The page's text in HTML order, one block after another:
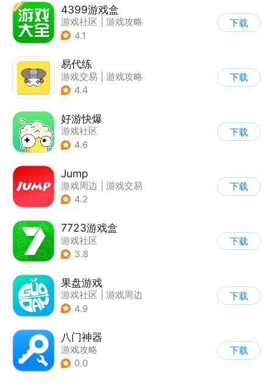
4399游戏盒
游戏社区
游戏攻略
4.1
下载
易代练
游戏交易
游戏攻略
| 游戏社区
4.4
下载
好游快爆
游戏社区
4.6
下载
Jump
游戏周边
游戏交易
| 游戏社区
4.2
下载
7723游戏盒
游戏社区
3.8
下载
果盘游戏
游戏社区
游戏周边
4.9
下载
八门神器
游戏攻略
0.0
下载